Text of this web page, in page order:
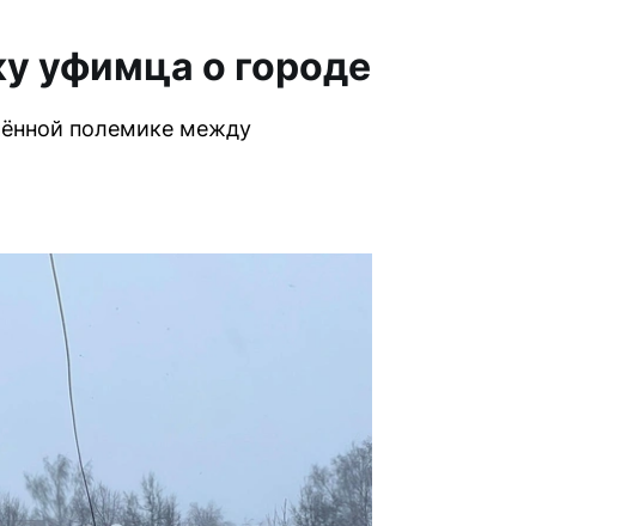
уфимца о городе
полемике между